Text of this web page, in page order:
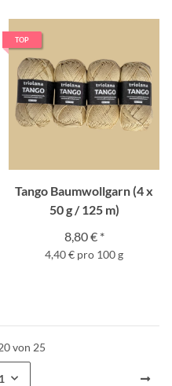
TOP
Tango Baumwollgarn (4 x
50 g / 125 m)
8,80 € *
4,40 € pro 100 g
von 25
1